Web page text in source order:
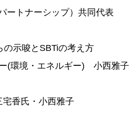
ートナーシップ）共同代表
の示唆とSBTiの考え方
(環境・エネルギー) 小西雅子
香氏・小西雅子